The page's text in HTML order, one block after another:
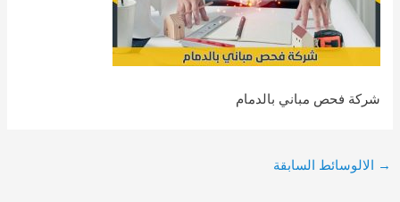
شركة فحص مباني بالدمام
Post→ الالوسائط السابقة